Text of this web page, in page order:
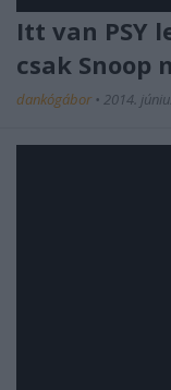
Itt van PSY
csak Snoop
dankógábor • 2014.